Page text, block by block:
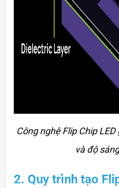
Công nghệ Flip Chip
và độ
2. Quy trình tạo